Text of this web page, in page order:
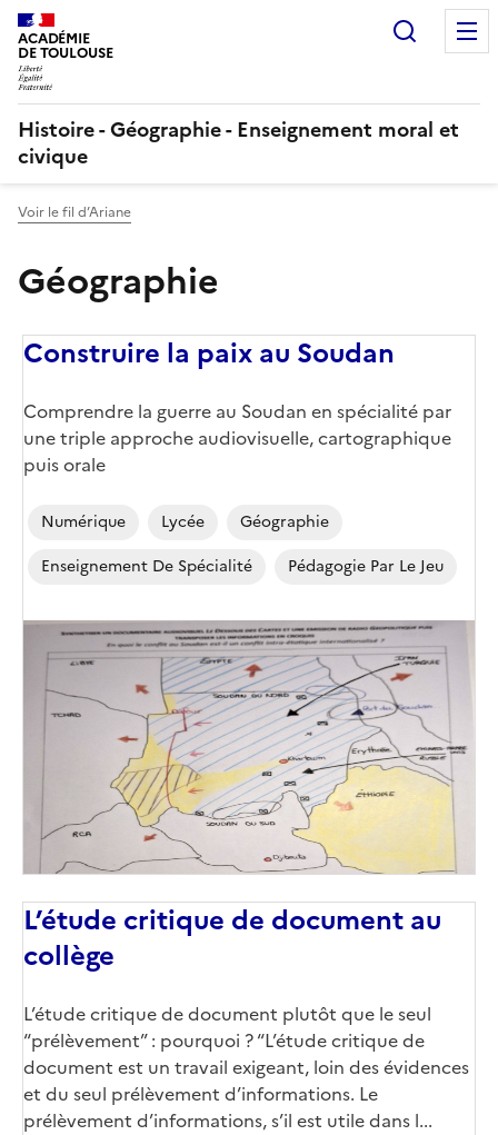
ACADÉMIE
DE TOULOUSE
Histoire - Géographie - Enseignement moral et
civique
Voir le fil d’Ariane
Géographie
Construire la paix au Soudan
Corps
Comprendre la guerre au Soudan en spécialité par
une triple approche audiovisuelle, cartographique
puis orale
Numérique Lycée
Géographie
Enseignement De Spécialité
Pédagogie Par Le Jeu
Image
couverture
(conseillée)
L’étude critique de document au
collège
Corps
L’étude critique de document plutôt que le seul
“prélèvement” : pourquoi ? “L’étude critique de
document est un travail exigeant, loin des évidences
et du seul prélèvement d’informations. Le
prélèvement d’informations, s’il est utile dans l...